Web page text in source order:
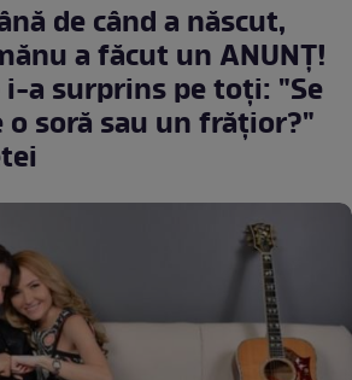
de când a născut,
a făcut un ANUNŢ!
a surprins pe toţi: "Se
o soră sau un frăţior?"